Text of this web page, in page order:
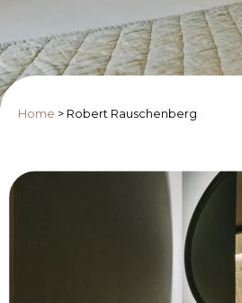
Home > Robert Rauschenberg